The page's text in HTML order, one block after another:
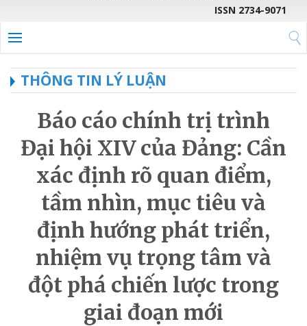
ISSN 2734-9071
THÔNG TIN LÝ LUẬN
Báo cáo chính trị trình
Đại hội XIV của Đảng: Cần
xác định rõ quan điểm,
tầm nhìn, mục tiêu và
định hướng phát triển,
nhiệm vụ trọng tâm và
đột phá chiến lược trong
giai đoạn mới